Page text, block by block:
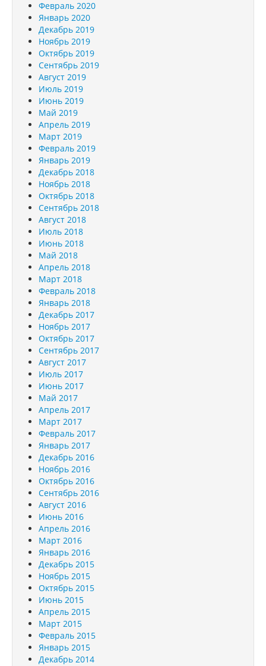
Февраль 2020
Январь 2020
Декабрь 2019
Ноябрь 2019
Октябрь 2019
Сентябрь 2019
Август 2019
Июль 2019
Июнь 2019
Май 2019
Апрель 2019
Март 2019
Февраль 2019
Январь 2019
Декабрь 2018
Ноябрь 2018
Октябрь 2018
Сентябрь 2018
Август 2018
Июль 2018
Июнь 2018
Май 2018
Апрель 2018
Март 2018
Февраль 2018
Январь 2018
Декабрь 2017
Ноябрь 2017
Октябрь 2017
Сентябрь 2017
Август 2017
Июль 2017
Июнь 2017
Май 2017
Апрель 2017
Март 2017
Февраль 2017
Январь 2017
Декабрь 2016
Ноябрь 2016
Октябрь 2016
Сентябрь 2016
Август 2016
Июнь 2016
Апрель 2016
Март 2016
Январь 2016
Декабрь 2015
Ноябрь 2015
Октябрь 2015
Июнь 2015
Апрель 2015
Март 2015
Февраль 2015
Январь 2015
Декабрь 2014